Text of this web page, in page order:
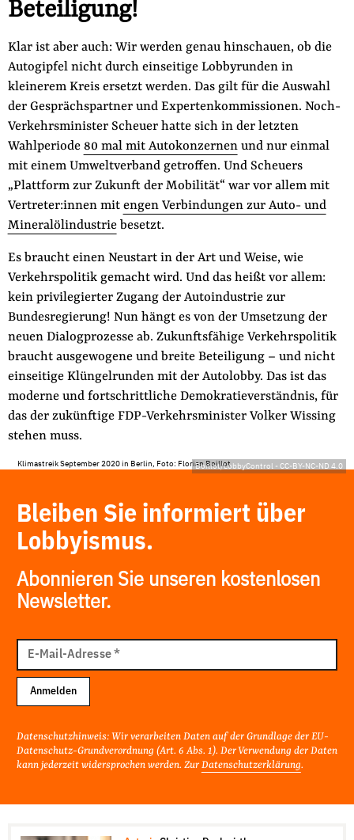
Beteiligung!
Klar ist aber auch: Wir werden genau hinschauen, ob die
Autogipfel nicht durch einseitige Lobbyrunden in
kleinerem Kreis ersetzt werden. Das gilt für die Auswahl
der Gesprächspartner und Expertenkommissionen. Noch-
Verkehrsminister Scheuer hatte sich in der letzten
Wahlperiode 80 mal mit Autokonzernenund nur einmal
mit einem Umweltverband getroffen. Und Scheuers
„Plattform zur Zukunft der Mobilität“ war vor allem mit
Vertreter:innen mit engen Verbindungen zur Auto- und
Mineralölindustriebesetzt.
Es braucht einen Neustart in der Art und Weise, wie
Verkehrspolitik gemacht wird. Und das heißt vor allem:
kein privilegierter Zugang der Autoindustrie zur
Bundesregierung! Nun hängt es von der Umsetzung der
neuen Dialogprozesse ab. Zukunftsfähige Verkehrspolitik
braucht ausgewogene und breite Beteiligung – und nicht
einseitige Klüngelrunden mit der Autolobby. Das ist das
moderne und fortschrittliche Demokratieverständnis, für
das der zukünftige FDP-Verkehrsminister Volker Wissing
stehen muss.
Boillot/LobbyControl -CC-BY-NC-ND 4.0
Klimastreik September 2020 in Berlin, Foto: Florian Boillot
Bleiben Sie informiert über
Lobbyismus.
Abonnieren Sie unseren kostenlosen
Newsletter.
Mail
Adresse
E-Mail-Adresse*
Anmelden
Datenschutzhinweis: Wir verarbeiten Daten auf der Grundlage der EU-
Datenschutz-Grundverordnung (Art. 6 Abs. 1). Der Verwendung der Daten
kann jederzeit widersprochen werden. Zur Datenschutzerklärung.